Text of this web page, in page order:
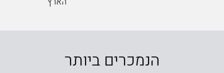
הנמכרים ביותר